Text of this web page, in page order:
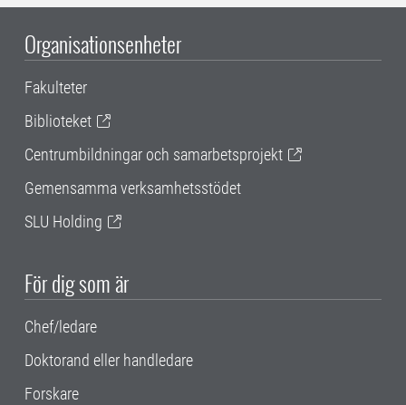
Organisationsenheter
Fakulteter
Biblioteket
Centrumbildningar och samarbetsprojekt
Gemensamma verksamhetsstödet
SLU Holding
För dig som är
Chef/ledare
Doktorand eller handledare
Forskare